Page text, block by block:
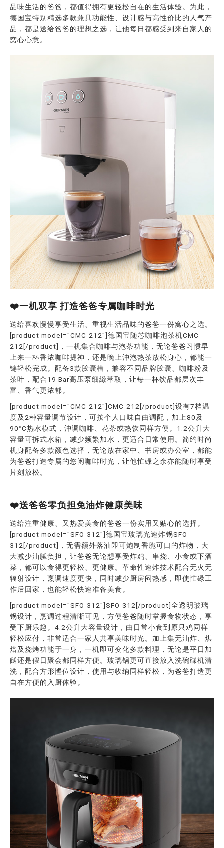
品味生活的爸爸，都值得拥有更轻松自在的生活体验。为此，
德国宝特别精选多款兼具功能性、设计感与高性价比的人气产
品，都是送给爸爸的理想之选，让他每日都感受到来自家人的
窝心心意。
❤️一机双享 打造爸爸专属咖啡时光
送给喜欢慢慢享受生活、重视生活品味的爸爸一份窝心之选。
[product model="CMC-212"]德国宝随芯咖啡泡茶机CMC-
212[/product]，一机集合咖啡与泡茶功能，无论爸爸习惯早
上来一杯香浓咖啡提神，还是晚上沖泡热茶放松身心，都能一
键轻松完成。配备3款胶囊槽，兼容不同品牌胶囊、咖啡粉及
茶叶，配合19 Bar高压泵细緻萃取，让每一杯饮品都层次丰
富、香气更浓郁。
[product model="CMC-212"]CMC-212[/product]设有7档温
度及2种容量调节设计，可按个人口味自由调配，加上80及
90°C热水模式，沖调咖啡、花茶或热饮同样方便。1.2公升大
容量可拆式水箱，减少频繁加水，更适合日常使用。简约时尚
机身配备多款颜色选择，无论放在家中、书房或办公室，都能
为爸爸打造专属的悠闲咖啡时光，让他忙碌之余亦能随时享受
片刻放松。
❤️送爸爸零负担免油炸健康美味
送给注重健康、又热爱美食的爸爸一份实用又贴心的选择。
[product model="SFO-312"]德国宝玻璃光速炸锅SFO-
312[/product]，无需额外落油即可炮制香脆可口的炸物，大
大减少油腻负担，让爸爸无论想享受炸鸡、串烧、小食或下酒
菜，都可以食得更轻松、更健康。革命性速炸技术配合无火无
辐射设计，烹调速度更快，同时减少厨房闷热感，即使忙碌工
作后回家，也能轻松快速准备美食。
[product model="SFO-312"]SFO-312[/product]全透明玻璃
锅设计，烹调过程清晰可见，方便爸爸随时掌握食物状态，享
受下厨乐趣。4.2公升大容量设计，由日常小食到原只鸡同样
轻松应付，非常适合一家人共享美味时光。加上集无油炸、烘
焙及烧烤功能于一身，一机即可变化多款料理，无论是平日加
餸还是假日聚会都同样方便。玻璃锅更可直接放入洗碗碟机清
洗，配合方形悭位设计，使用与收纳同样轻松，为爸爸打造更
自在方便的入厨体验。